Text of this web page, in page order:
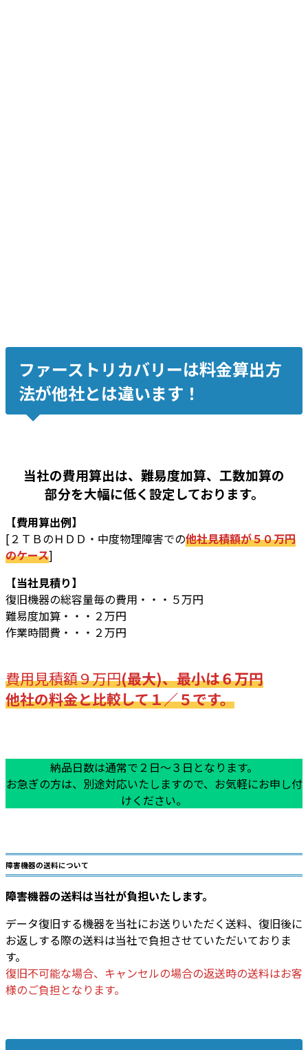
ファーストリカバリーは料金算出方
法が他社とは違います！
当社の費用算出は、難易度加算、工数加算の
部分を大幅に低く設定しております。
【費用算出例】
[２ＴＢのＨＤＤ・中度物理障害での他社見積額が５０万円
のケース]
【当社見積り】
復旧機器の総容量毎の費用・・・５万円
難易度加算・・・２万円
作業時間費・・・２万円
費用見積額９万円(最大)、最小は６万円
他社の料金と比較して１／５です。
納品日数は通常で２日～３日となります。
お急ぎの方は、別途対応いたしますので、お気軽にお申し付
けください。
障害機器の送料について
障害機器の送料は当社が負担いたします。
データ復旧する機器を当社にお送りいただく送料、復旧後に
お返しする際の送料は当社で負担させていただいておりま
す。
復旧不可能な場合、キャンセルの場合の返送時の送料はお客
様のご負担となります。